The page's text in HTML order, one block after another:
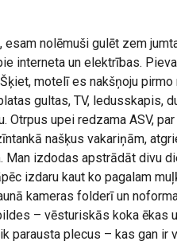
esam nolēmuši gulēt zem
interneta un elektrības.
motelī es nakšņoju
gultas, TV, ledusskapis,
Otrpus upei redzama ASV,
našķus vakariņām,
Man izdodas apstrādāt divu
izdaru kaut ko pagalam
kameras folderī un
– vēsturiskās koka ēkas
parausta plecus – kas gan ir